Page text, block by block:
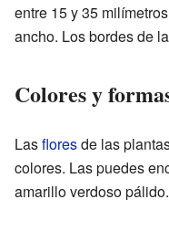
entre 15 y 35
ancho. Los bordes de
Colores y
Lasfloresde las
colores. Las puedes
amarillo verdoso pálido.